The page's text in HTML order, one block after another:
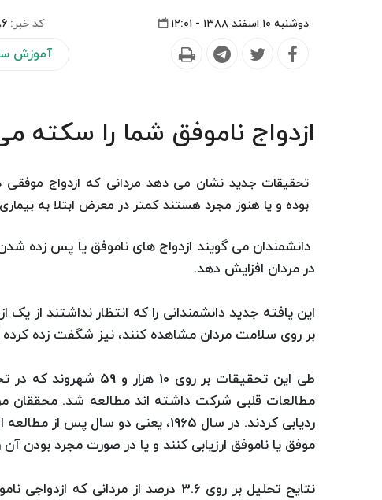
دوشنبه ۱۰ اسفند ۱۳۸۸ - ۱۲:۰۱ کد خبر:
آموزش
ازدواج ناموفق شما را سکته
تحقیقات جدید نشان می دهد مردانی که ازدواج موفقی
بوده و یا هنوز مجرد هستند کمتر در معرض ابتلا به
دانشمندان می گویند ازدواج های ناموفق یا پس زده
در مردان افزایش دهد.
این یافته جدید دانشمندانی را که انتظار نداشتند از
بر روی سلامت مردان مشاهده کنند، نیز شگفت زده
مطالعات قلبی شرکت داشته اند مطالعه شد. محققان
ردیابی کردند. در سال 1965، یعنی دو
موفق یا ناموفق ارزیابی کنند و یا در صورت مجرد بودن آن
نتایج تحلیل بر روی 3.6 درصد از